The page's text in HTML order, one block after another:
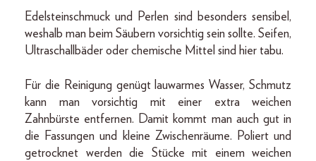
Edelsteinschmuck und Perlen sind besonders sensibel,
weshalb man beim Säubern vorsichtig sein sollte. Seifen,
Ultraschallbäder oder chemische Mittel sind hier tabu.
Für die Reinigung genügt lauwarmes Wasser, Schmutz
kann man vorsichtig mit einer extra weichen
Zahnbürste entfernen. Damit kommt man auch gut in
die Fassungen und kleine Zwischenräume. Poliert und
getrocknet werden die Stücke mit einem weichen